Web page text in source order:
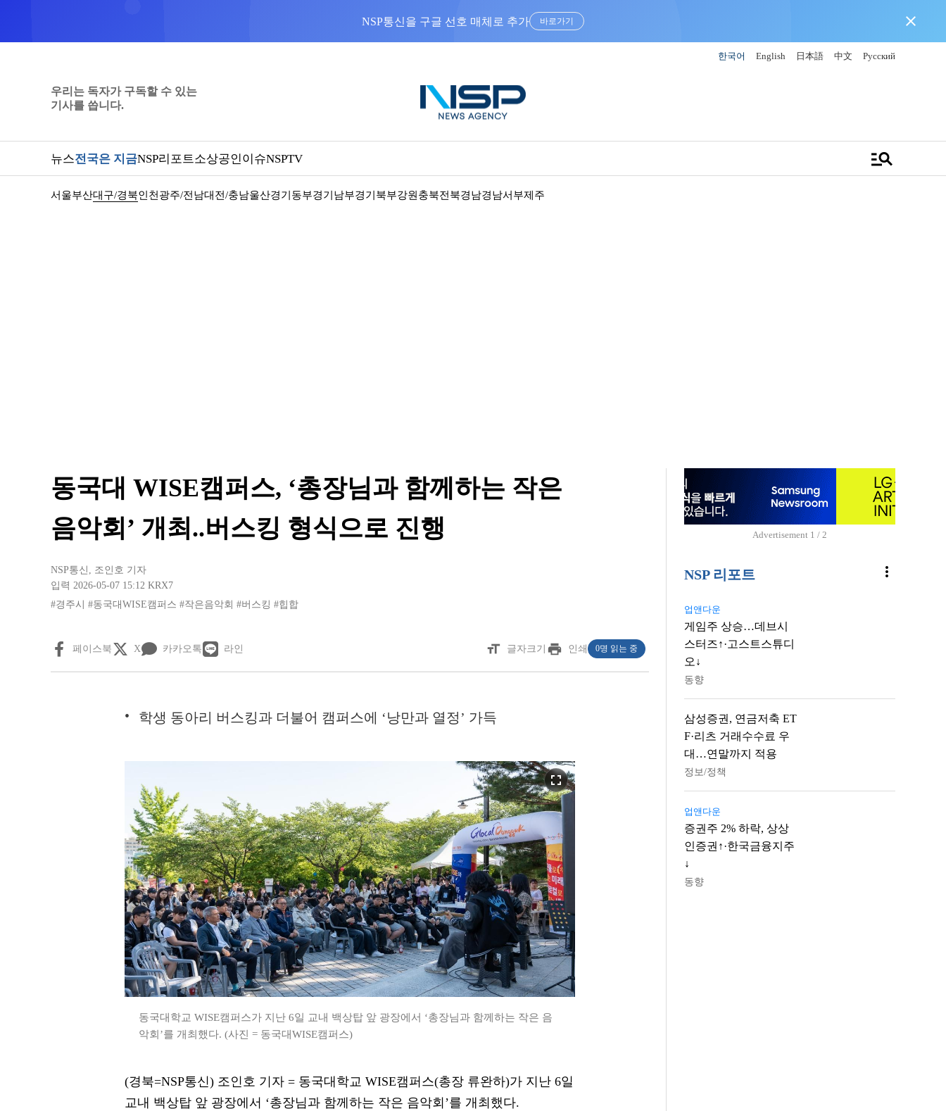
NSP통신을 구글 선호 매체로 추가 바로가기 close
한국어 English 日本語 中文 Русский
우리는 독자가 구독할 수 있는
기사를 씁니다.
뉴스전국은 지금NSP리포트소상공인이슈NSPTV manage_search
서울부산대구/경북인천 광주/전남대전/충남울산경기동부경기남부경기북부강원 충북전북경남경남서부제주
동국대 WISE캠퍼스, ‘총장님과 함께하는 작은
음악회’ 개최..버스킹 형식으로 진행
NSP통신 , 조인호 기자
입력 2026-05-07 15:12 KRX7
#경주시
#동국대WISE캠퍼스 #작은음악회 #버스킹 #힙합
페이스북 X 카카오톡 라인 format_size 글자크기 print 인쇄 0명 읽는 중
학생 동아리 버스킹과 더불어 캠퍼스에 ‘낭만과 열정’ 가득
fullscreen
동국대학교 WISE캠퍼스가 지난 6일 교내 백상탑 앞 광장에서 ‘총장님과 함께하는 작은 음
악회’를 개최했다. (사진 = 동국대WISE캠퍼스)
(경북=NSP통신) 조인호 기자 = 동국대학교 WISE캠퍼스(총장 류완하)가 지난 6일
교내 백상탑 앞 광장에서 ‘총장님과 함께하는 작은 음악회’를 개최했다.
Advertisement 1 / 2
NSP 리포트 more_vert
업앤다운
게임주 상승…데브시
스터즈↑·고스트스튜디
오↓
동향
삼성증권, 연금저축 ET
F·리츠 거래수수료 우
대…연말까지 적용
정보/정책
업앤다운
증권주 2% 하락, 상상
인증권↑·한국금융지주
↓
동향